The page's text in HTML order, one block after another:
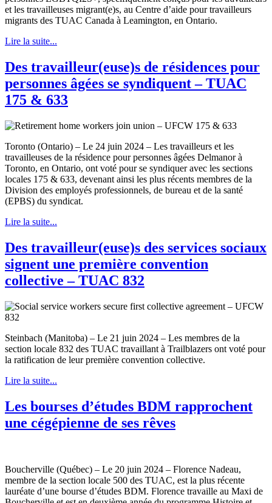
et les travailleuses migrant(e)s, au Centre d’aide pour travailleurs
migrants des TUAC Canada à Leamington, en Ontario.
Lire la suite...
Des travailleur(euse)s de résidences pour
personnes âgées se syndiquent – TUAC
175 & 633
Toronto (Ontario) – Le 24 juin 2024 – Les travailleurs et les
travailleuses de la résidence pour personnes âgées Delmanor à
Toronto, en Ontario, ont voté pour se syndiquer avec les sections
locales 175 & 633, devenant ainsi les plus récents membres de la
Division des employés professionnels, de bureau et de la santé
(EPBS) du syndicat.
Lire la suite...
Des travailleur(euse)s des services sociaux
signent une première convention
collective – TUAC 832
Steinbach (Manitoba) – Le 21 juin 2024 – Les membres de la
section locale 832 des TUAC travaillant à Trailblazers ont voté pour
la ratification de leur première convention collective.
Lire la suite...
Les bourses d’études BDM rapprochent
une cégépienne de ses rêves
Boucherville (Québec) – Le 20 juin 2024 – Florence Nadeau,
membre de la section locale 500 des TUAC, est la plus récente
lauréate d’une bourse d’études BDM. Florence travaille au Maxi de